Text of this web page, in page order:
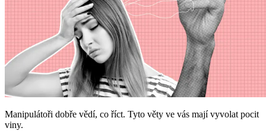
Manipulátoři dobře vědí, co říct. Tyto věty ve vás mají vyvolat pocit
viny.